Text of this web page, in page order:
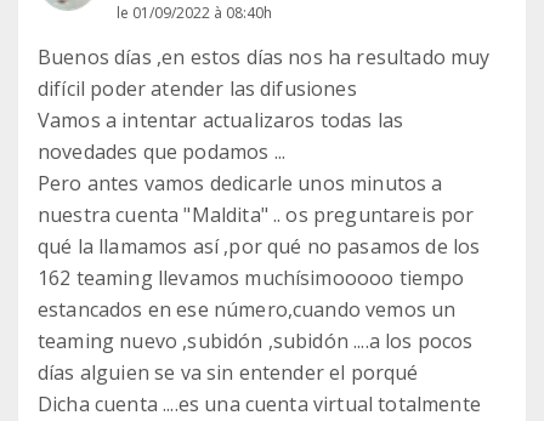
le 01/09/2022 à 08:40h
Buenos días ,en estos días nos ha resultado muy
difícil poder atender las difusiones
Vamos a intentar actualizaros todas las
novedades que podamos ...
Pero antes vamos dedicarle unos minutos a
nuestra cuenta "Maldita" .. os preguntareis por
qué la llamamos así ,por qué no pasamos de los
162 teaming llevamos muchísimooooo tiempo
estancados en ese número,cuando vemos un
teaming nuevo ,subidón ,subidón ....a los pocos
días alguien se va sin entender el porqué
Dicha cuenta ....es una cuenta virtual totalmente